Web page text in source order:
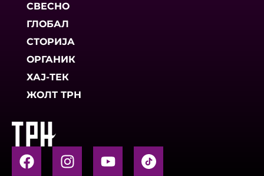
СВЕСНО
ГЛОБАЛ
СТОРИЈА
ОРГАНИК
ХАЈ-ТЕК
ЖОЛТ ТРН